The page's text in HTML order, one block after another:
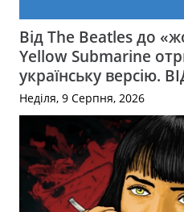
Від The Beatles до
Yellow Submarine
українську версію.
Неділя, 9 Серпня, 2026